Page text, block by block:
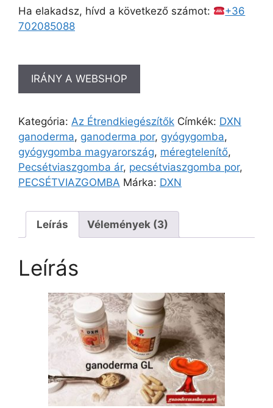
Ha elakadsz, hívd a következő számot:
+36
702085088
IRÁNY A WEBSHOP
Kategória: Az Étrendkiegészítők Címkék: DXN
ganoderma, ganoderma por, gyógygomba,
gyógygomba magyarország, méregtelenítő,
Pecsétviaszgomba ár, pecsétviaszgomba por,
PECSÉTVIAZGOMBA Márka: DXN
Leírás Vélemények (3)
Leírás